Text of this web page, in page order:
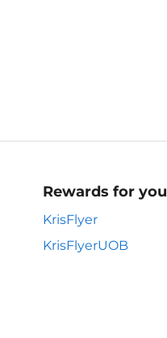
Rewards for you
KrisFlyer
KrisFlyerUOB